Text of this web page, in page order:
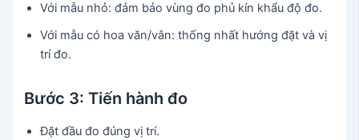
Với mẫu nhỏ: đảm bảo vùng đo phủ kín khẩu độ đo.
Với mẫu có hoa văn/vân: thống nhất hướng đặt và vị
trí đo.
Bước 3: Tiến hành đo
Đặt đầu đo đúng vị trí.